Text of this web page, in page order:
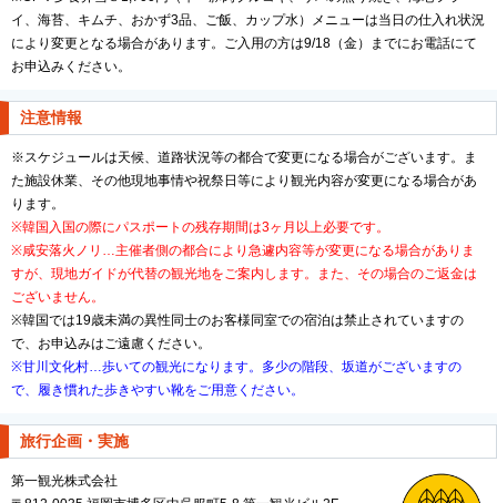
イ、海苔、キムチ、おかず3品、ご飯、カップ水）メニューは当日の仕入れ状況
により変更となる場合があります。ご入用の方は9/18（金）までにお電話にて
お申込みください。
注意情報
※スケジュールは天候、道路状況等の都合で変更になる場合がございます。ま
た施設休業、その他現地事情や祝祭日等により観光内容が変更になる場合があ
ります。
※韓国入国の際にパスポートの残存期間は3ヶ月以上必要です。
※咸安落火ノリ…主催者側の都合により急遽内容等が変更になる場合がありま
すが、現地ガイドが代替の観光地をご案内します。また、その場合のご返金は
ございません。
※韓国では19歳未満の異性同士のお客様同室での宿泊は禁止されていますの
で、お申込みはご遠慮ください。
※甘川文化村…歩いての観光になります。多少の階段、坂道がございますの
で、履き慣れた歩きやすい靴をご用意ください。
旅行企画・実施
第一観光株式会社